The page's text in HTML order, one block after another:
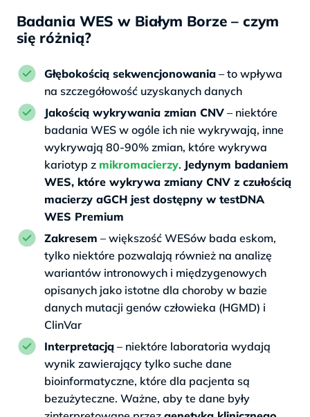
Badania WES w Białym Borze – czym
się różnią?
Głębokością sekwencjonowania – to wpływa
na szczegółowość uzyskanych danych
Jakością wykrywania zmian CNV – niektóre
badania WES w ogóle ich nie wykrywają, inne
wykrywają 80-90% zmian, które wykrywa
kariotyp z mikromacierzy. Jedynym badaniem
WES, które wykrywa zmiany CNV z czułością
macierzy aGCH jest dostępny w testDNA
WES Premium
Zakresem – większość WESów bada eskom,
tylko niektóre pozwalają również na analizę
wariantów intronowych i międzygenowych
opisanych jako istotne dla choroby w bazie
danych mutacji genów człowieka (HGMD) i
ClinVar
Interpretacją – niektóre laboratoria wydają
wynik zawierający tylko suche dane
bioinformatyczne, które dla pacjenta są
bezużyteczne. Ważne, aby te dane były